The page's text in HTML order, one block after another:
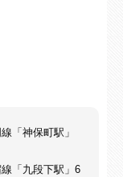
「神保町駅」
「九段下駅」6